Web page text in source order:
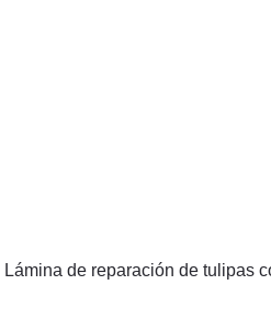
Lámina de reparación de tulipas